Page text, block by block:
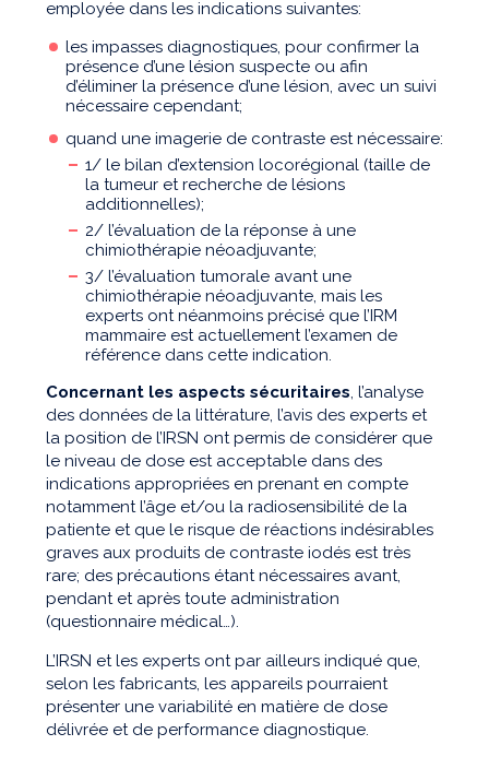
employée dans les indications suivantes:
les impasses diagnostiques, pour confirmer la
présence d’une lésion suspecte ou afin
d’éliminer la présence d’une lésion, avec un suivi
nécessaire cependant;
quand une imagerie de contraste est nécessaire:
1/ le bilan d’extension locorégional (taille de
la tumeur et recherche de lésions
additionnelles);
2/ l’évaluation de la réponse à une
chimiothérapie néoadjuvante;
3/ l’évaluation tumorale avant une
chimiothérapie néoadjuvante, mais les
experts ont néanmoins précisé que l’IRM
mammaire est actuellement l’examen de
référence dans cette indication.
Concernant les aspects sécuritaires, l’analyse
des données de la littérature, l’avis des experts et
la position de l’IRSN ont permis de considérer que
le niveau de dose est acceptable dans des
indications appropriées en prenant en compte
notamment l’âge et/ou la radiosensibilité de la
patiente et que le risque de réactions indésirables
graves aux produits de contraste iodés est très
rare; des précautions étant nécessaires avant,
pendant et après toute administration
(questionnaire médical…).
L’IRSN et les experts ont par ailleurs indiqué que,
selon les fabricants, les appareils pourraient
présenter une variabilité en matière de dose
délivrée et de performance diagnostique.